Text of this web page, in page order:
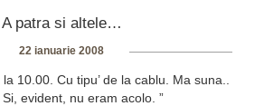
A patra si altele…
22 ianuarie 2008
10.00. Cu tipu’ de la cablu. Ma suna..
evident, nu eram acolo. ”